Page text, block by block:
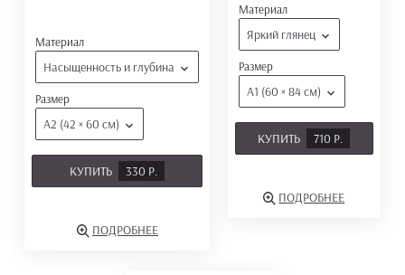
Материал
Насыщенность и глубина
Размер
А2 (42 × 60 см)
КУПИТЬ 330 Р.
ПОДРОБНЕЕ
Материал
Яркий глянец
Размер
А1 (60 × 84 см)
КУПИТЬ 710 Р.
ПОДРОБНЕЕ